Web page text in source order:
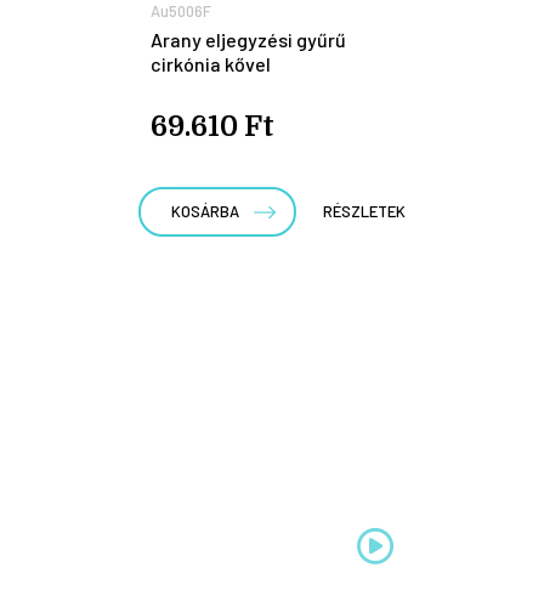
Au5006F
Arany eljegyzési gyűrű
cirkónia kővel
69.610 Ft
KOSÁRBA RÉSZLETEK